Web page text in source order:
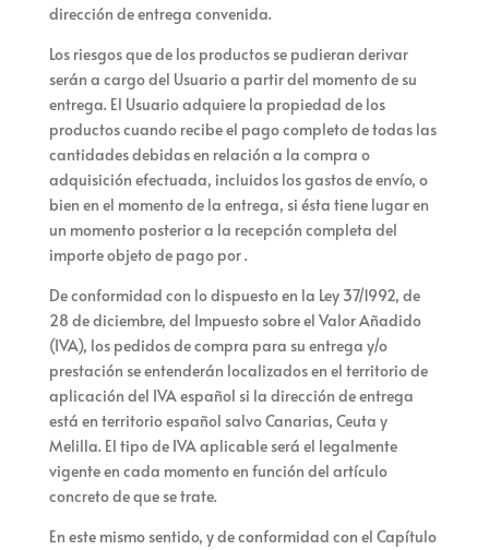
dirección de entrega convenida.
Los riesgos que de los productos se pudieran derivar
serán a cargo del Usuario a partir del momento de su
entrega. El Usuario adquiere la propiedad de los
productos cuando recibe el pago completo de todas las
cantidades debidas en relación a la compra o
adquisición efectuada, incluidos los gastos de envío, o
bien en el momento de la entrega, si ésta tiene lugar en
un momento posterior a la recepción completa del
importe objeto de pago por.
De conformidad con lo dispuesto en la Ley 37/1992, de
28 de diciembre, del Impuesto sobre el Valor Añadido
(IVA), los pedidos de compra para su entrega y/o
prestación se entenderán localizados en el territorio de
aplicación del IVA español si la dirección de entrega
está en territorio español salvo Canarias, Ceuta y
Melilla. El tipo de IVA aplicable será el legalmente
vigente en cada momento en función del artículo
concreto de que se trate.
En este mismo sentido, y de conformidad con el Capítulo